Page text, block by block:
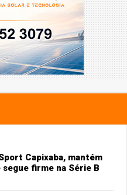
Capixaba, mantém
firme na Série B